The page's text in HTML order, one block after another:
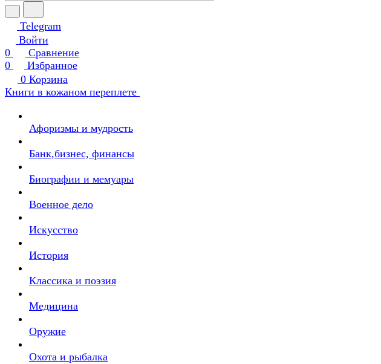
Telegram
Войти
0
Сравнение
0
Избранное
0 Корзина
Книги в кожаном переплете
Афоризмы и мудрость
Банк,бизнес, финансы
Биографии и мемуары
Военное дело
Искусство
История
Классика и поэзия
Медицина
Оружие
Охота и рыбалка